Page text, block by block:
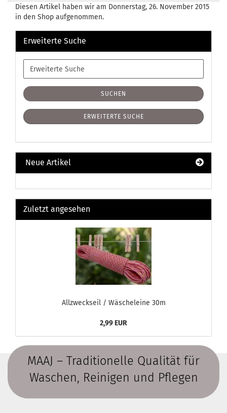
Diesen Artikel haben wir am Donnerstag, 26. November 2015
in den Shop aufgenommen.
Erweiterte Suche
Erweiterte
Suche
SUCHEN
ERWEITERTE SUCHE
Neue Artikel
Zuletzt angesehen
Allzweckseil / Wäscheleine 30m
2,99 EUR
MAAJ – Traditionelle Qualität für
Waschen, Reinigen und Pflegen